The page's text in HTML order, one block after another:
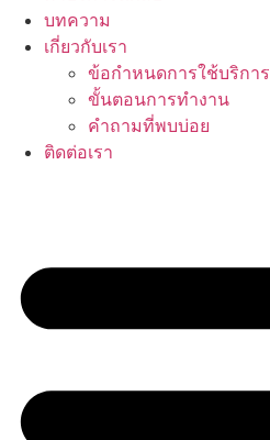
บทความ
เกี่ยวกับเรา
ข้อกำหนดการใช้บริการ
ขั้นตอนการทำงาน
คำถามที่พบบ่อย
ติดต่อเรา